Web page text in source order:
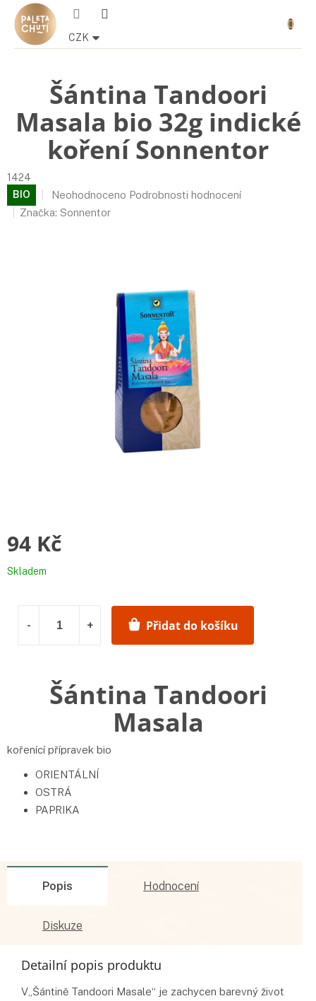
Přejít
obsah
CZK
košík
Šántina Tandoori
Masala bio 32g indické
koření Sonnentor
1424
BIO
Průměrné
hodnocení
Neohodnoceno Podrobnosti hodnocení
Značka:Sonnentor
94 Kč
Měrná
Skladem
Přidat do košíku
Šántina Tandoori
Masala
kořenící přípravek bio
ORIENTÁLNÍ
OSTRÁ
PAPRIKA
Popis Hodnocení
Diskuze
Detailní popis produktu
V„Šántině Tandoori Masale“ je zachycen barevný život